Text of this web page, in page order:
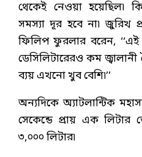
থেকেই নেওয়া হয়েছিল৷
সমস্যা দূর হবে না৷ জুরিখ
ফিলিপ ফুরলার বরেন, ‘‘এই
ডেসিলিটারেরও কম
ব্যয় এখনো খুব বেশি৷’’
অন্যদিকে অ্যাটলান্টিক
সেকেন্ডে প্রায় এক লিটার
৩,০০০ লিটার৷